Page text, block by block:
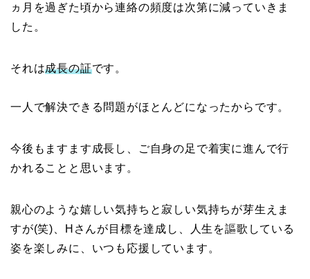
ヵ月を過ぎた頃から連絡の頻度は次第に減っていきま
した。
それは成長の証です。
一人で解決できる問題がほとんどになったからです。
今後もますます成長し、ご自身の足で着実に進んで行
かれることと思います。
親心のような嬉しい気持ちと寂しい気持ちが芽生えま
すが(笑)、Hさんが目標を達成し、人生を謳歌している
姿を楽しみに、いつも応援しています。